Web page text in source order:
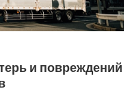
и повреждений